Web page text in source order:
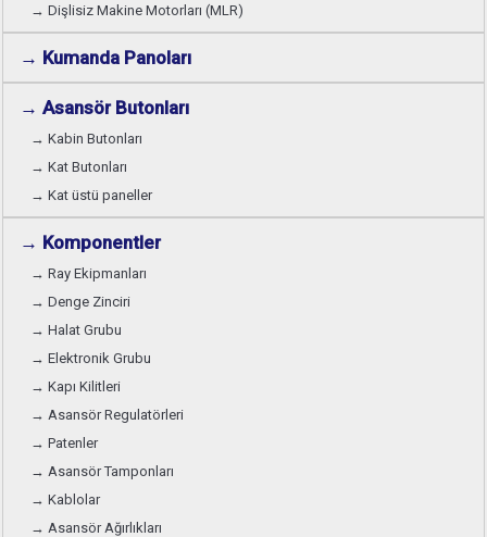
→ Dişlisiz Makine Motorları (MLR)
→ Kumanda Panoları
→ Asansör Butonları
→ Kabin Butonları
→ Kat Butonları
→ Kat üstü paneller
→ Komponentler
→ Ray Ekipmanları
→ Denge Zinciri
→ Halat Grubu
→ Elektronik Grubu
→ Kapı Kilitleri
→ Asansör Regulatörleri
→ Patenler
→ Asansör Tamponları
→ Kablolar
→ Asansör Ağırlıkları